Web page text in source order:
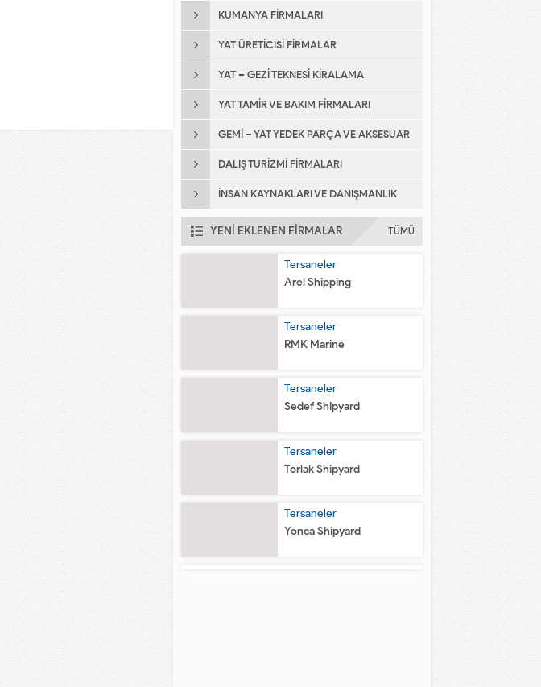
KUMANYA FIRMALARI
YAT ÜRETICISI FIRMALAR
YAT – GEZI TEKNESI KIRALAMA
YAT TAMIR VE BAKIM FIRMALARI
GEMI – YAT YEDEK PARÇA VE AKSESUAR
FIRMALARIDALIŞ TURIZMI FIRMALARI
İNSAN KAYNAKLARI VE DANIŞMANLIK
YENİ EKLENEN FİRMALAR TÜMÜ
Tersaneler
Arel Shipping
Tersaneler
RMK Marine
Tersaneler
Sedef Shipyard
Tersaneler
Torlak Shipyard
Tersaneler
Yonca Shipyard